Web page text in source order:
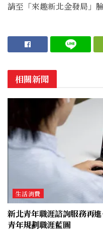
請至「來趣新北金發局」
相關新聞
生活消費
新北青年職涯諮詢服務再
青年規劃職涯藍圖